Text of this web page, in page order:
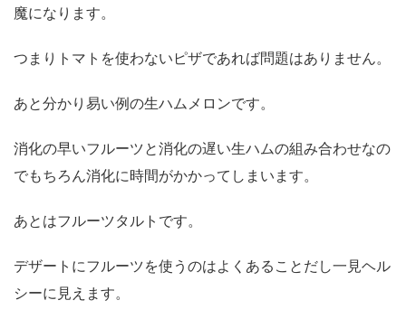
魔になります。
つまりトマトを使わないピザであれば問題はありません。
あと分かり易い例の生ハムメロンです。
消化の早いフルーツと消化の遅い生ハムの組み合わせなの
でもちろん消化に時間がかかってしまいます。
あとはフルーツタルトです。
デザートにフルーツを使うのはよくあることだし一見ヘル
シーに見えます。